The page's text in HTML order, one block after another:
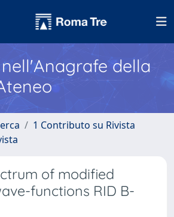
della
1 Contributo su Rivista
of modified
functions RID B-